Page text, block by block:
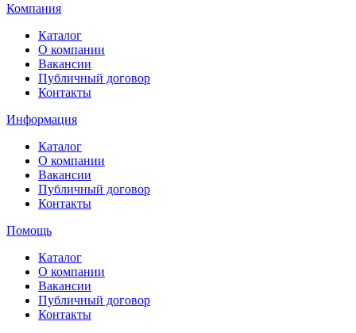
Компания
Каталог
О компании
Вакансии
Публичный договор
Контакты
Информация
Каталог
О компании
Вакансии
Публичный договор
Контакты
Помощь
Каталог
О компании
Вакансии
Публичный договор
Контакты